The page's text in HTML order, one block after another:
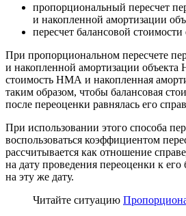
пропорциональный пересчет
и накопленной амортизации
пересчет балансовой
При пропорциональном пересчете
и накопленной амортизации
стоимость НМА и накопленная
таким образом, чтобы балансовая
после переоценки равнялась его
При использовании этого способа
воспользоваться коэффициентом
рассчитывается как отношение
на дату проведения переоценки к его
на эту же дату.
Читайте ситуацию